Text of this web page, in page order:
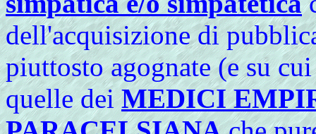
dell'acquisizione di
piuttosto agognate (e su
quelle deiMEDICI